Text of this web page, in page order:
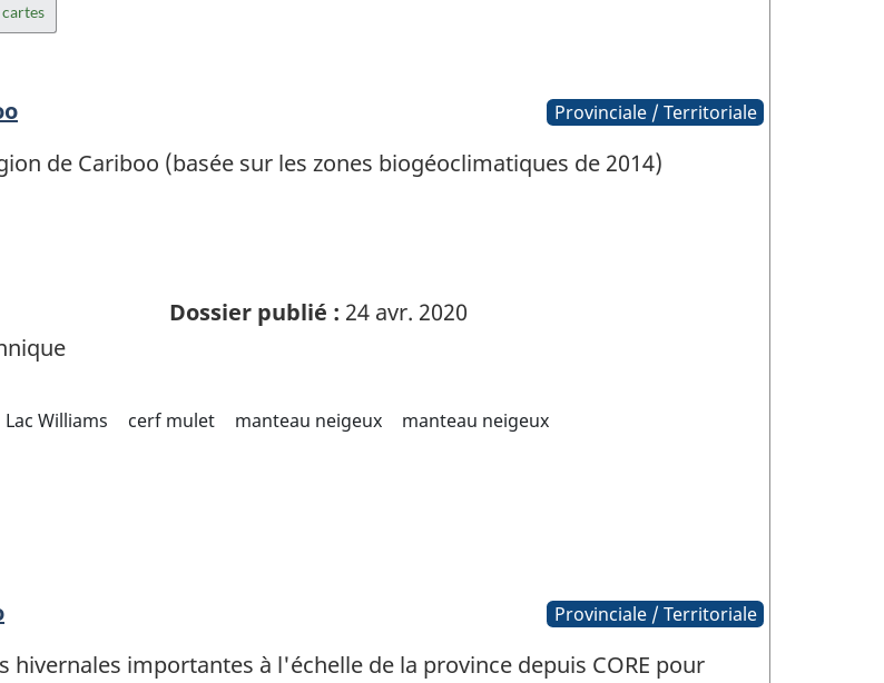
Provinciale / Territoriale
de Cariboo (basée sur les zones biogéoclimatiques de 2014)
Dossier publié : 24 avr. 2020
Lac Williams cerf mulet manteau neigeux
manteau neigeux
Provinciale / Territoriale
importantes à l'échelle de la province depuis CORE pour